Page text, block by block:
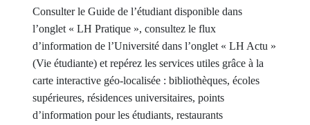
Consulter le Guide de l’étudiant disponible dans
l’onglet « LH Pratique », consultez le flux
d’information de l’Université dans l’onglet « LH Actu »
(Vie étudiante) et repérez les services utiles grâce à la
carte interactive géo-localisée : bibliothèques, écoles
supérieures, résidences universitaires, points
d’information pour les étudiants, restaurants